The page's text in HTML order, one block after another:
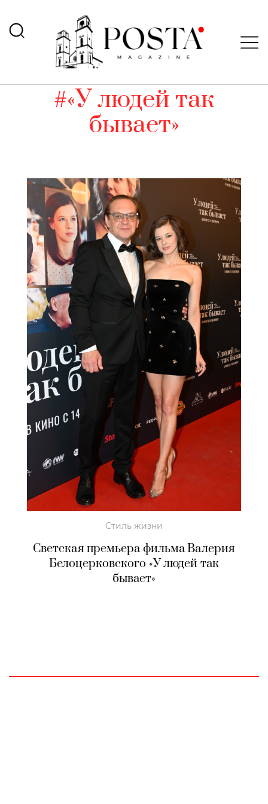
#«У людей так
бывает»
Стиль жизни
Светская премьера фильма Валерия
Белоцерковского «У людей так
бывает»